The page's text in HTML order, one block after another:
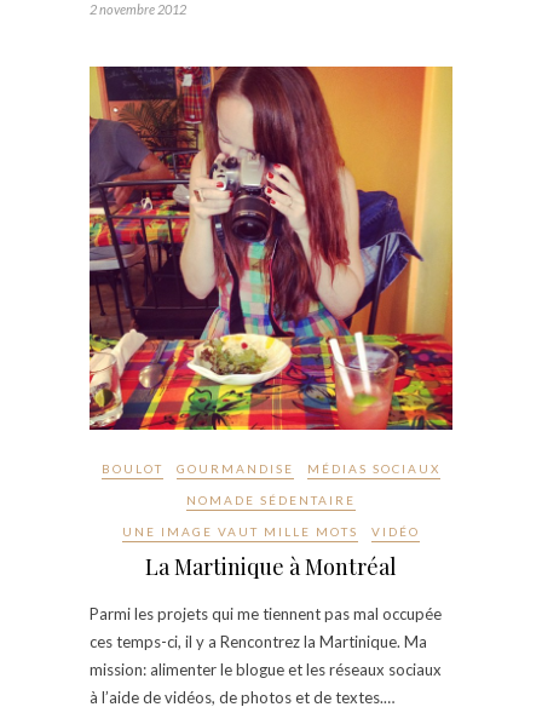
2 novembre 2012
BOULOT GOURMANDISE MÉDIAS SOCIAUX
NOMADE SÉDENTAIRE
UNE IMAGE VAUT MILLE MOTS VIDÉO
La Martinique à Montréal
Parmi les projets qui me tiennent pas mal occupée
ces temps-ci, il y a Rencontrez la Martinique. Ma
mission: alimenter le blogue et les réseaux sociaux
à l’aide de vidéos, de photos et de textes.…